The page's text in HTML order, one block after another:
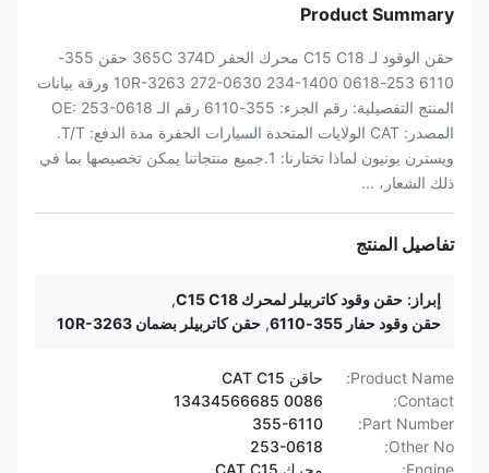
Product Summary
حقن الوقود لـ C15 C18 محرك الحفر 365C 374D حقن 355-
6110 253-0618 10R-3263 272-0630 234-1400 ورقة بيانات
المنتج التفصيلية: رقم الجزء: 355-6110 رقم الـ OE: 253-0618
المصدر: CAT الولايات المتحدة السيارات الحفرة مدة الدفع: T/T.
ويسترن يونيون لماذا تختارنا: 1.جميع منتجاتنا يمكن تخصيصها بما في
ذلك الشعار، ...
تفاصيل المنتج
إبراز: حقن وقود كاتربيلر لمحرك C15 C18
,
حقن وقود حفار 355-6110
, حقن كاتربيلر بضمان 10R-3263
Product Name:
حاقن CAT C15
Contact:
0086 13434566685
Part Number:
355-6110
Other No:
253-0618
Engine:
محرك CAT C15